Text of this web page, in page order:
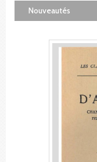
Nouveautés